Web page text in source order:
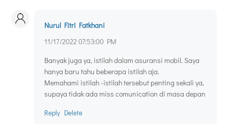
Nurul Fitri Fatkhani
11/17/2022 07:53:00 PM
Banyak juga ya, istilah dalam asuransi mobil. Saya
hanya baru tahu beberapa istilah aja.
Memahami istilah -istilah tersebut penting sekali ya,
supaya tidak ada miss comunication di masa depan
Reply Delete